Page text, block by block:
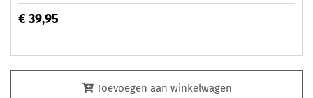
€ 39,95
Toevoegen aan winkelwagen